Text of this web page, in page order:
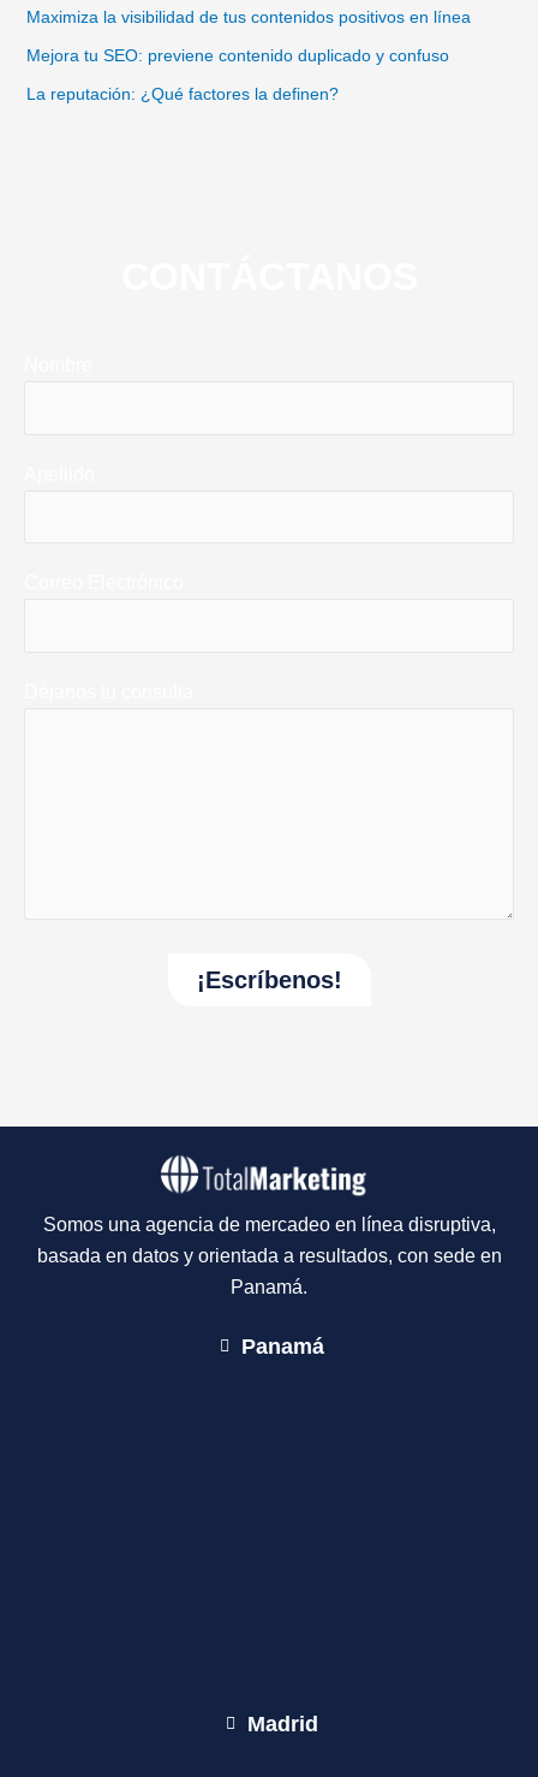
Maximiza la visibilidad de tus contenidos positivos en línea
Mejora tu SEO: previene contenido duplicado y confuso
La reputación: ¿Qué factores la definen?
Somos una agencia de mercadeo en línea disruptiva,
basada en datos y orientada a resultados, con sede en
Panamá.
Panamá
Madrid